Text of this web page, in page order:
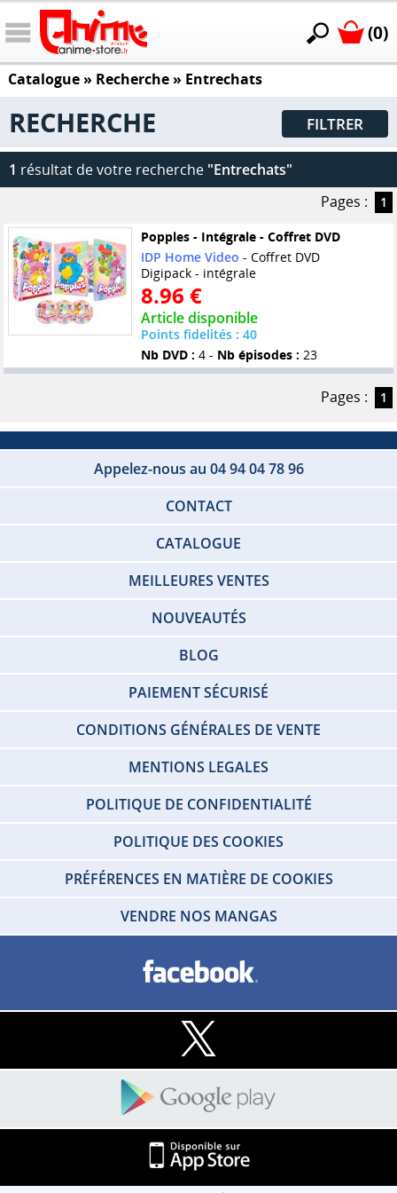
(0)
Catalogue» Recherche » Entrechats
RECHERCHE FILTRER
1 résultat de votre recherche "Entrechats"
Pages :
1
Popples - Intégrale - Coffret DVD
IDP Home Video - Coffret DVD
Digipack - intégrale
8.96 €
Article disponible
Points fidelités : 40
Nb DVD : 4 - Nb épisodes : 23
Pages : 1
Appelez-nous au 04 94 04 78 96
CONTACT
CATALOGUE
MEILLEURES VENTES
NOUVEAUTÉS
BLOG
PAIEMENT SÉCURISÉ
CONDITIONS GÉNÉRALES DE VENTE
MENTIONS LEGALES
POLITIQUE DE CONFIDENTIALITÉ
POLITIQUE DES COOKIES
PRÉFÉRENCES EN MATIÈRE DE COOKIES
VENDRE NOS MANGAS